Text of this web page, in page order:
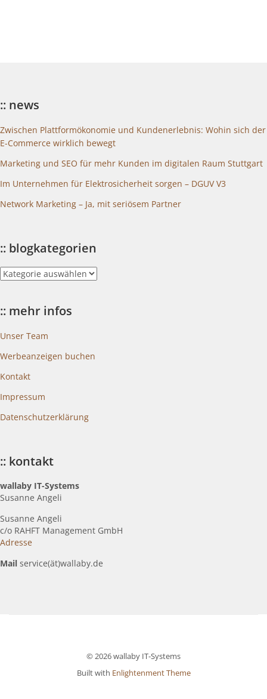
:: news
Zwischen Plattformökonomie und Kundenerlebnis: Wohin sich der
E-Commerce wirklich bewegt
Marketing und SEO für mehr Kunden im digitalen Raum Stuttgart
Im Unternehmen für Elektrosicherheit sorgen – DGUV V3
Network Marketing – Ja, mit seriösem Partner
:: blogkategorien
::
blogkategorien
:: mehr infos
Unser Team
Werbeanzeigen buchen
Kontakt
Impressum
Datenschutzerklärung
:: kontakt
wallaby IT-Systems
Susanne Angeli
Susanne Angeli
c/o RAHFT Management GmbH
Adresse
Mail service(ät)wallaby.de
© 2026 wallaby IT-Systems
Built with Enlightenment Theme